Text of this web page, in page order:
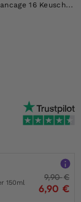
16 Keuschheitskäfig mit Harnröhrenstimulation
150ml
9,90€
6,90 €